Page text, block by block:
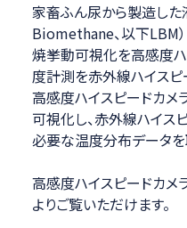
家畜ふん尿から製造した
Biomethane、以下LBM
焼挙動可視化を高感度ハ
度計測を赤外線ハイスピ
高感度ハイスピードカ
可視化し、赤外線ハイス
必要な温度分布データを
高感度ハイスピードカメ
よりご覧いただけます。